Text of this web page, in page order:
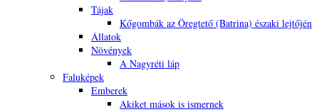
Tájak
Kőgombák az Öregtető (Batrina) északi lejtőjén
Állatok
Növények
A Nagyréti láp
Faluképek
Emberek
Akiket mások is ismernek